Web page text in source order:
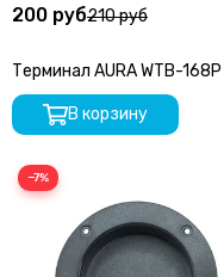
200 руб210 руб
Терминал AURA WTB-168P
В корзину
−7%